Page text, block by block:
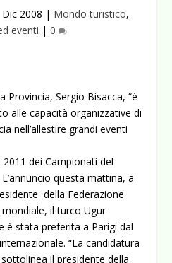
2008 | Mondo turistico,
eventi | 0
Provincia, Sergio Bisacca, “è
alle capacità organizzative di
nell’allestire grandi eventi
dei Campionati del
questa mattina, a
della Federazione
mondiale, il turco Ugur
è stata preferita a Parigi dal
“La candidatura
il presidente della